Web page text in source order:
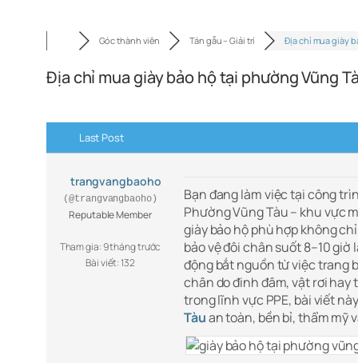
Góc thành viên Tán gẫu – Giải trí Địa chỉ mua giày
Địa chỉ mua giày bảo hộ tại phường Vũng
Last Post
trangvangbaoho
(@trangvangbaoho)
Reputable Member
Tham gia: 9 tháng trước
Bài viết: 132
Bạn đang làm việc tại công
Phường Vũng Tàu – khu vực
giày bảo hộ phù hợp không
bảo vệ đôi chân suốt 8–10
động bắt nguồn từ việc trang
chân do đinh đâm, vật rơi hay
trong lĩnh vực PPE, bài viết
Tàuan toàn, bền bỉ, thẩm mỹ